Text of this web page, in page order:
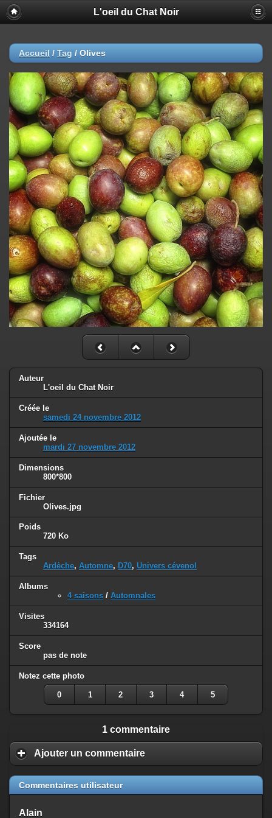
L'oeil du Chat Noir
Accueil / Tag / Olives
Auteur
L'oeil du Chat Noir
Créée le
samedi 24 novembre 2012
Ajoutée le
mardi 27 novembre 2012
Dimensions
800*800
Fichier
Olives.jpg
Poids
720 Ko
Tags
Ardèche, Automne, D70, Univers cévenol
Albums
4 saisons / Automnales
Visites
334164
Score
pas de note
Notez cette photo
0 1 2 3 4 5
1 commentaire
Ajouter un commentaire
Commentaires utilisateur
Alain